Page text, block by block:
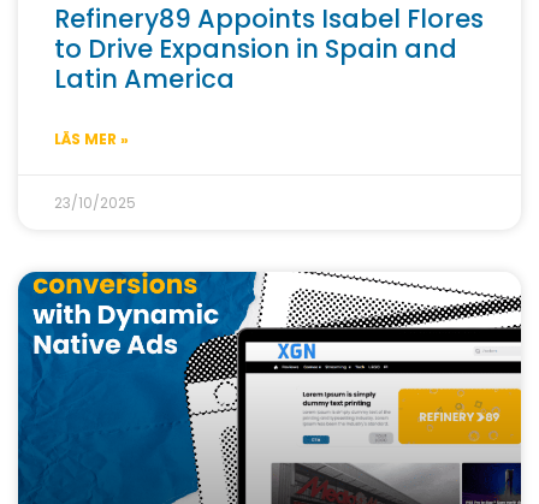
Refinery89 Appoints Isabel Flores
to Drive Expansion in Spain and
Latin America
LÄS MER »
23/10/2025